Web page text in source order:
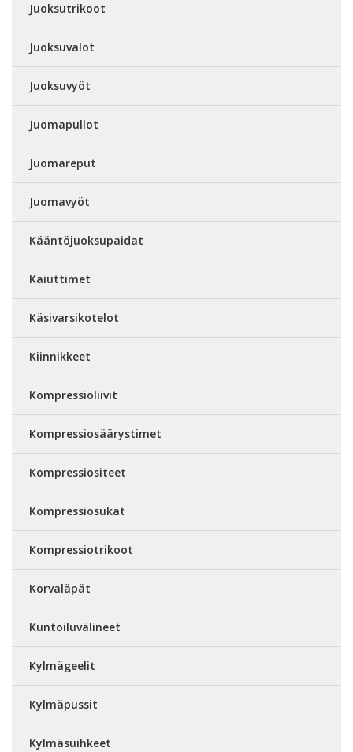
Juoksutrikoot
Juoksuvalot
Juoksuvyöt
Juomapullot
Juomareput
Juomavyöt
Kääntöjuoksupaidat
Kaiuttimet
Käsivarsikotelot
Kiinnikkeet
Kompressioliivit
Kompressiosäärystimet
Kompressiositeet
Kompressiosukat
Kompressiotrikoot
Korvaläpät
Kuntoiluvälineet
Kylmägeelit
Kylmäpussit
Kylmäsuihkeet